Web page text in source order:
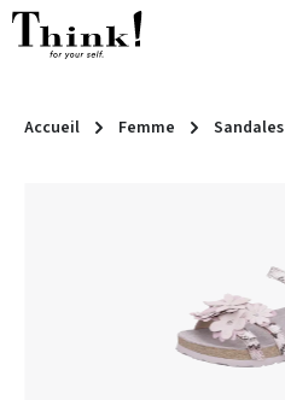
Passer au contenu principal
Accueil Femme Sandales